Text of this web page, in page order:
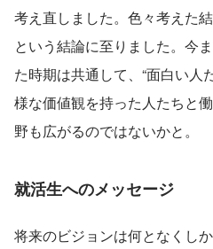
考え直しました。色々考えた
という結論に至りました。今
た時期は共通して、“面白い人
様な価値観を持った人たちと
野も広がるのではないかと。
就活生へのメッセージ
将来のビジョンは何となくし